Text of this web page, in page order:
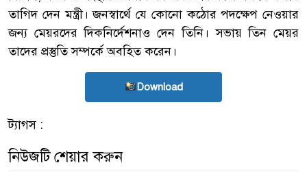
তাগিদ দেন মন্ত্রী। জনস্বার্থে যে কোনো কঠোর পদক্ষেপ নেওয়ার
জন্য মেয়রদের দিকনির্দেশনাও দেন তিনি। সভায় তিন মেয়র
তাদের প্রস্তুতি সম্পর্কে অবহিত করেন।
Download
ট্যাগস :
নিউজটি শেয়ার করুন